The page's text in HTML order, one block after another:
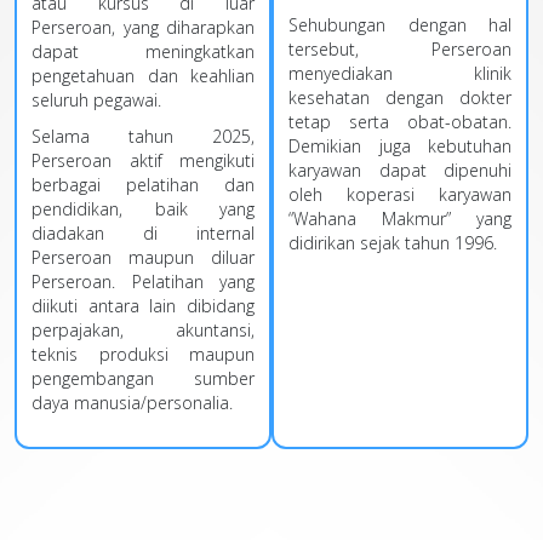
Perseroan, yang diharapkan
dapat meningkatkan
pengetahuan dan keahlian
seluruh pegawai.
Selama tahun 2025,
Perseroan aktif mengikuti
berbagai pelatihan dan
pendidikan, baik yang
diadakan di internal
Perseroan maupun diluar
Perseroan. Pelatihan yang
diikuti antara lain dibidang
perpajakan, akuntansi,
teknis produksi maupun
pengembangan sumber
daya manusia/personalia.
Sehubungan dengan hal
tersebut, Perseroan
menyediakan klinik
kesehatan dengan dokter
tetap serta obat-obatan.
Demikian juga kebutuhan
karyawan dapat dipenuhi
oleh koperasi karyawan
“Wahana Makmur” yang
didirikan sejak tahun 1996.